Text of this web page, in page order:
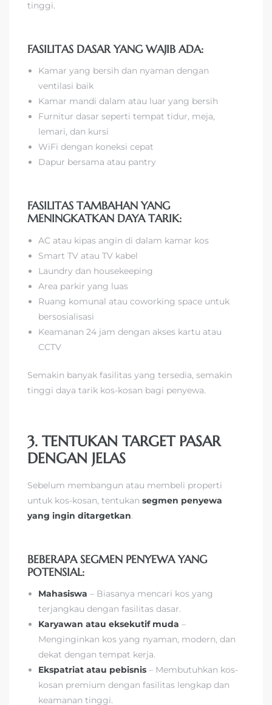
tinggi.
FASILITAS DASAR YANG WAJIB ADA:
Kamar yang bersih dan nyaman dengan
ventilasi baik
Kamar mandi dalam atau luar yang bersih
Furnitur dasar seperti tempat tidur, meja,
lemari, dan kursi
WiFi dengan koneksi cepat
Dapur bersama atau pantry
FASILITAS TAMBAHAN YANG
MENINGKATKAN DAYA TARIK:
AC atau kipas angin di dalam kamar kos
Smart TV atau TV kabel
Laundry dan housekeeping
Area parkir yang luas
Ruang komunal atau coworking space untuk
bersosialisasi
Keamanan 24 jam dengan akses kartu atau
CCTV
Semakin banyak fasilitas yang tersedia, semakin
tinggi daya tarik kos-kosan bagi penyewa.
3. TENTUKAN TARGET PASAR
DENGAN JELAS
Sebelum membangun atau membeli properti
untuk kos-kosan, tentukan segmen penyewa
yang ingin ditargetkan.
BEBERAPA SEGMEN PENYEWA YANG
POTENSIAL:
Mahasiswa – Biasanya mencari kos yang
terjangkau dengan fasilitas dasar.
Karyawan atau eksekutif muda –
Menginginkan kos yang nyaman, modern, dan
dekat dengan tempat kerja.
Ekspatriat atau pebisnis – Membutuhkan kos-
kosan premium dengan fasilitas lengkap dan
keamanan tinggi.